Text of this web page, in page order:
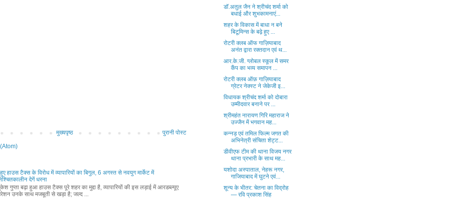
पुरानी पोस्ट
मुख्यपृष्ठ
(Atom)
हाउस टैक्स के विरोध में व्यापारियों का बिगुल, 6 अगस्त से नवयुग मार्केट में
देगें धरना
गुप्ता बढ़ा हुआ हाउस टैक्स पूरे शहर का मुद्दा है, व्यापारियों की इस लड़ाई में आरडब्ल्यूए
उनके साथ मजबूती से खड़ा है; जल्द ...
डॉ.अतुल जैन ने श्रीचंद शर्मा को
बधाई और शुभकामनाएं...
शहर के विकास में बाधा न बने
बिटूमिन्स के बढ़े हुए ...
रोटरी क्लब ऑफ गाज़ियाबाद
अनंत द्वारा रक्तदान एवं थ...
आर.के.जी. ग्लोबल स्कूल में समर
कैंप का भव्य समापन ...
रोटरी क्लब ऑफ़ गाज़ियाबाद
ग्रेटर नेक्स्ट ने जेकेजी इ...
विधायक श्रीचंद शर्मा को दोबारा
उम्मीदवार बनाने पर ...
श्रीमहंत नारायण गिरि महाराज ने
उज्जैन में भगवान मह...
कन्नड़ एवं तमिल फिल्म जगत की
अभिनेत्री संचिता शेट्ट...
डीवीएफ टीम की थाना विजय नगर
थाना प्रभारी के साथ मह...
यशोदा अस्पाताल, नेहरू नगर,
गाजियाबाद में घुटने एवं...
शून्य के भीतर: चेतना का विद्रोह
— रवि प्रकाश सिंह